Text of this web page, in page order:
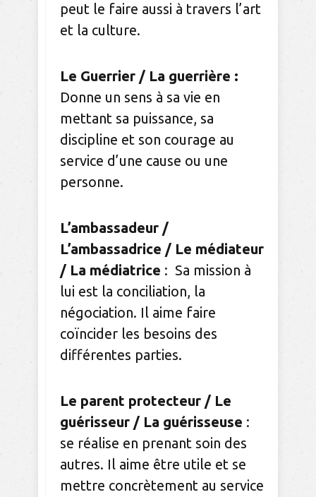
peut le faire aussi à travers l’art
et la culture.
Le Guerrier / La guerrière :
Donne un sens à sa vie en
mettant sa puissance, sa
discipline et son courage au
service d’une cause ou une
personne.
L’ambassadeur /
L’ambassadrice / Le médiateur
/ La médiatrice : Sa mission à
lui est la conciliation, la
négociation. Il aime faire
coïncider les besoins des
différentes parties.
Le parent protecteur / Le
guérisseur / La guérisseuse :
se réalise en prenant soin des
autres. Il aime être utile et se
mettre concrètement au service